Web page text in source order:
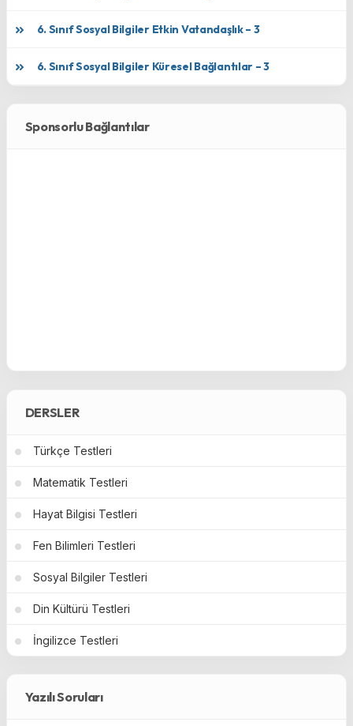
6. Sınıf Sosyal Bilgiler Etkin Vatandaşlık – 3
6. Sınıf Sosyal Bilgiler Küresel Bağlantılar – 3
Sponsorlu Bağlantılar
DERSLER
Türkçe Testleri
Matematik Testleri
Hayat Bilgisi Testleri
Fen Bilimleri Testleri
Sosyal Bilgiler Testleri
Din Kültürü Testleri
İngilizce Testleri
Yazılı Soruları